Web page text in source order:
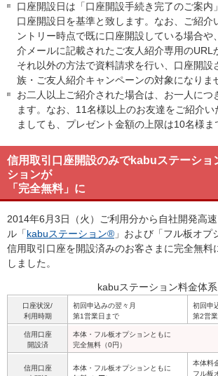
口座開設日は「口座開設手続き完了のご案内
口座開設日を基準と致します。なお、ご紹介
ントリー時点で既に口座開設している場合や
介メールに記載されたご友人紹介専用のURL
それ以外の方法で資料請求を行い、口座開設
族・ご友人紹介キャンペーンの対象になりま
お二人以上ご紹介された場合は、お一人につ
ます。なお、11名様以上のお友達をご紹介い
ましても、プレゼント金額の上限は10名様ま
信用取引口座開設のみでkabuステーショ
ションが
「完全無料」に
2014年6月3日（火）ご利用分から自社開発高
ル「kabuステーション® 」および「フル板オプ
信用取引口座を開設済みのお客さまに完全無料
しました。
kabuステーション料金体系
口座状況/
利用時期
初回申込みの翌々月
第1営業日まで
初回申
第2営
信用口座
開設済
本体・フル板オプションともに
完全無料（0円）
信用口座
本体・フル板オプションともに
本体料
フル板